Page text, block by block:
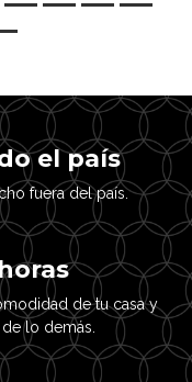
el país
fuera del país.
de tu casa y
lo demás.